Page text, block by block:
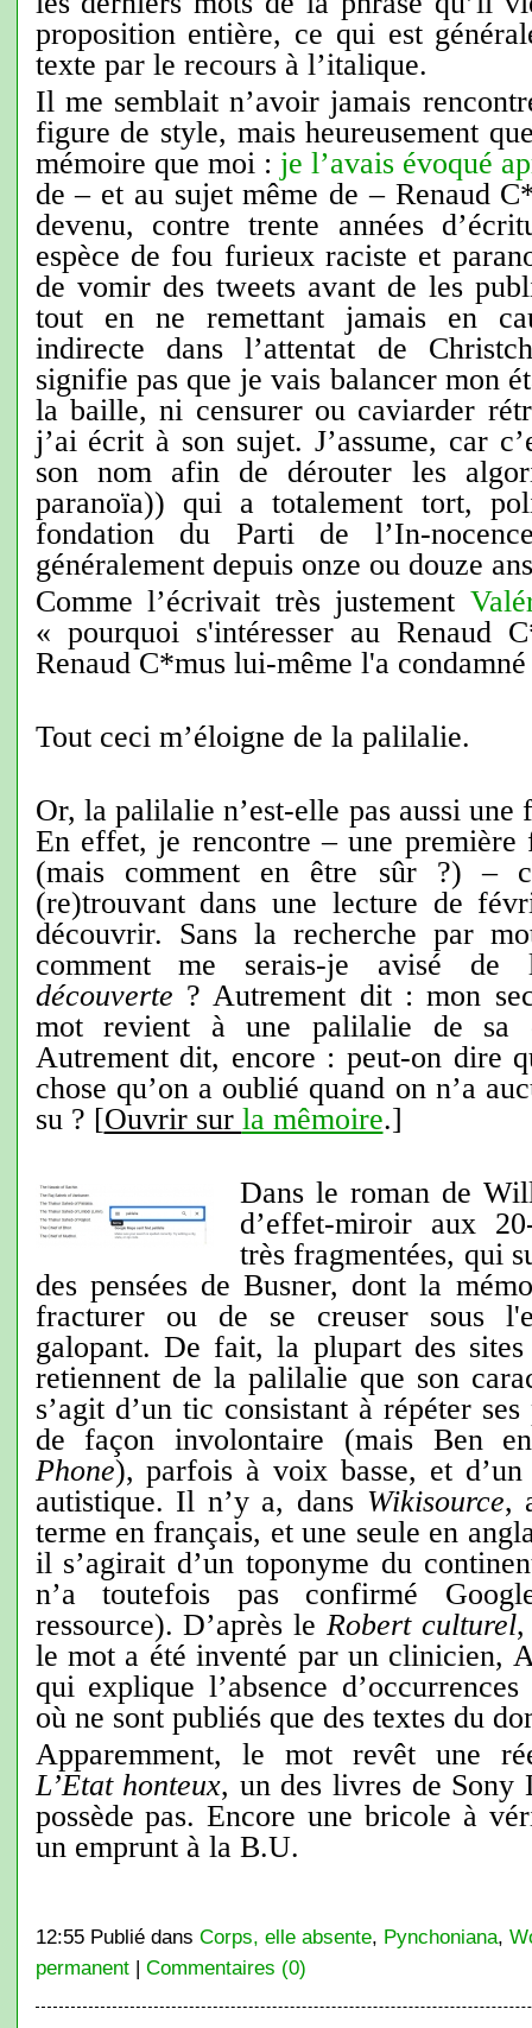
proposition entière, ce qui est
texte par le recours à l’italique.
Il me semblait n’avoir jamais
figure de style, mais heureusement
mémoire que moi : je l’avais évoqué
de – et au sujet même de – Renaud
devenu, contre trente années
espèce de fou furieux raciste et
de vomir des tweets avant de les
tout en ne remettant jamais en
indirecte dans l’attentat de
signifie pas que je vais balancer mon
la baille, ni censurer ou caviarder
j’ai écrit à son sujet. J’assume, car
son nom afin de dérouter les
paranoïa)) qui a totalement tort,
fondation du Parti de l’In-
généralement depuis onze ou douze
Comme l’écrivait très justement
« pourquoi s'intéresser au Renaud
Renaud C*mus lui-même l'a condamné
Tout ceci m’éloigne de la palilalie.
Or, la palilalie n’est-elle pas aussi
En effet, je rencontre – une première
(mais comment en être sûr ?) –
(re)trouvant dans une lecture de
découvrir. Sans la recherche par
comment me serais-je avisé
découverte ? Autrement dit : mon
mot revient à une palilalie de sa
Autrement dit, encore : peut-on dire
chose qu’on a oublié quand on n’a
su ? [Ouvrir sur la mêmoire.]
Dans le roman de
d’effet-miroir aux
très fragmentées, qui
des pensées de Busner, dont la
fracturer ou de se creuser sous
galopant. De fait, la plupart des
retiennent de la palilalie que son
s’agit d’un tic consistant à répéter
de façon involontaire (mais Ben
Phone), parfois à voix basse, et d’un
autistique. Il n’y a, dans Wikisource,
terme en français, et une seule en
il s’agirait d’un toponyme du
n’a toutefois pas confirmé
ressource). D’après le Robert culturel,
le mot a été inventé par un clinicien,
qui explique l’absence
où ne sont publiés que des textes du
Apparemment, le mot revêt une
L’Etat honteux, un des livres de Sony
possède pas. Encore une bricole à
un emprunt à la B.U.
12:55 Publié dans Corps, elle absente, Pynchoniana,
permanent| Commentaires (0)